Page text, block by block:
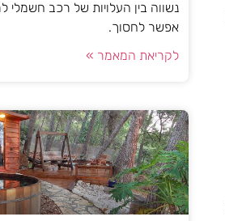
נשווה בין העלויות של רכב חשמלי
אפשר לחסוך.
לקריאת המאמר »